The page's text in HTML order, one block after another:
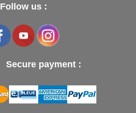
Follow us :
Secure payment :